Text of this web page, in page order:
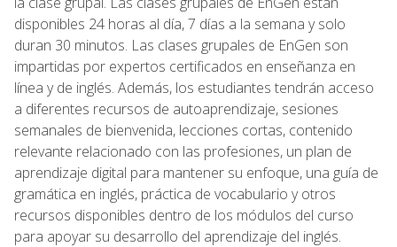
disponibles 24 horas al día, 7 días a la semana y solo
duran 30 minutos. Las clases grupales de EnGen son
impartidas por expertos certificados en enseñanza en
línea y de inglés. Además, los estudiantes tendrán acceso
a diferentes recursos de autoaprendizaje, sesiones
semanales de bienvenida, lecciones cortas, contenido
relevante relacionado con las profesiones, un plan de
aprendizaje digital para mantener su enfoque, una guía de
gramática en inglés, práctica de vocabulario y otros
recursos disponibles dentro de los módulos del curso
para apoyar su desarrollo del aprendizaje del inglés.